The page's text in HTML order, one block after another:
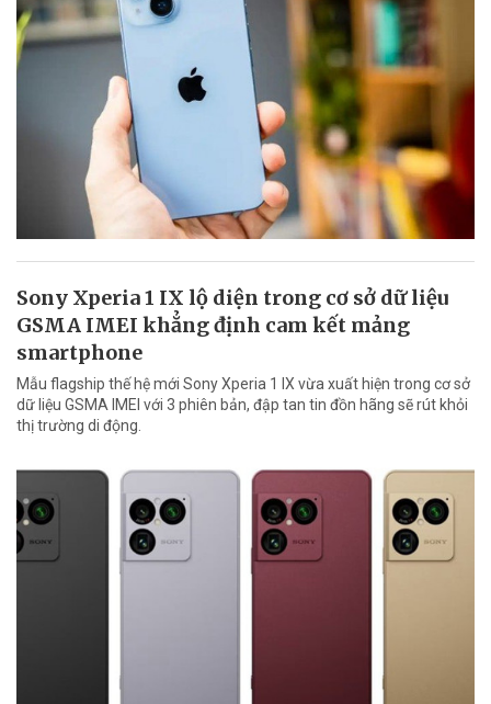
Sony Xperia 1 IX lộ diện trong cơ sở dữ liệu
GSMA IMEI khẳng định cam kết mảng
smartphone
Mẫu flagship thế hệ mới Sony Xperia 1 IX vừa xuất hiện trong cơ sở
dữ liệu GSMA IMEI với 3 phiên bản, đập tan tin đồn hãng sẽ rút khỏi
thị trường di động.